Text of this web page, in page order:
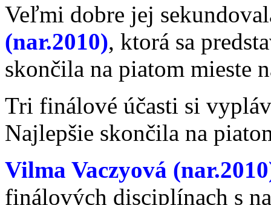
Veľmi dobre jej
(nar.2010), ktorá sa
skončila na piatom mieste
Tri finálové účasti si
Najlepšie skončila na
Vilma Vaczyová
finálových disciplínach s